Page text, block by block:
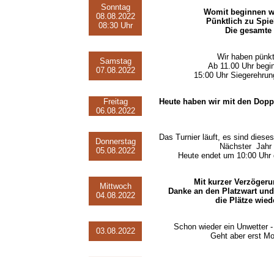
Sonntag
08.08.2022
08:30 Uhr
Womit beginnen
Pünktlich zu
Die
Samstag
07.08.2022
Wir haben
Ab 11.00 Uhr
15:00 Uhr
Freitag
06.08.2022
Heute haben wir mit den
Donnerstag
05.08.2022
Das Turnier läuft, es sind
Nächster Jahr
Heute endet um 10:00
Mittwoch
04.08.2022
Mit kurzer
Danke an den Platzwart
die Plätze
03.08.2022
Schon wieder ein Unwetter
Geht aber erst